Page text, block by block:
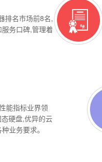
排名市场前8名,
务口碑,管理着
能指标业界领
硬盘,优异的云
业务要求。